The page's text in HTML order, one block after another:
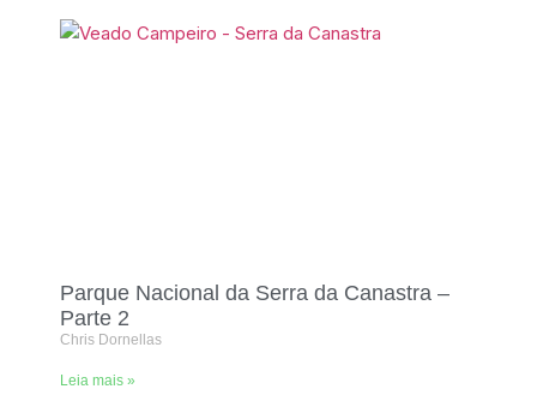
Parque Nacional da Serra da Canastra –
Parte 2
Chris Dornellas
Leia mais »